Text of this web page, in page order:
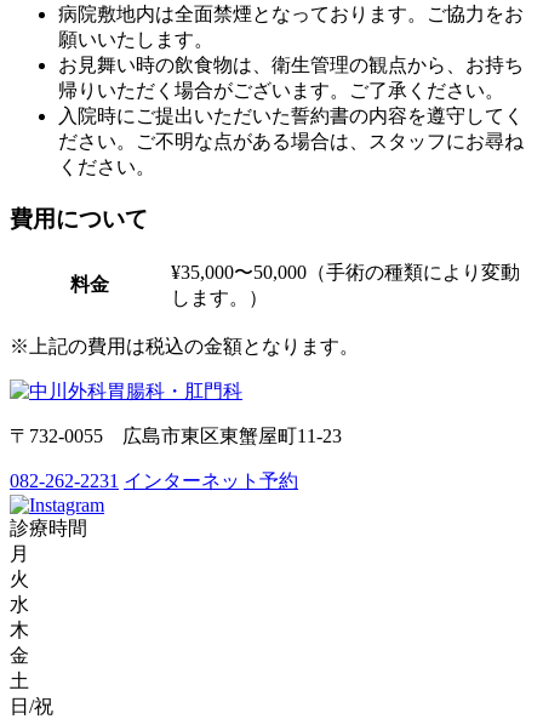
病院敷地内は全面禁煙となっております。ご協力をお
願いいたします。
お見舞い時の飲食物は、衛生管理の観点から、お持ち
帰りいただく場合がございます。ご了承ください。
入院時にご提出いただいた誓約書の内容を遵守してく
ださい。ご不明な点がある場合は、スタッフにお尋ね
ください。
費用について
料金
¥35,000〜50,000（手術の種類により変動
します。）
※上記の費用は税込の金額となります。
〒732-0055 広島市東区東蟹屋町11-23
082-262-2231 インターネット予約
診療時間
月
火
水
木
金
土
日/祝